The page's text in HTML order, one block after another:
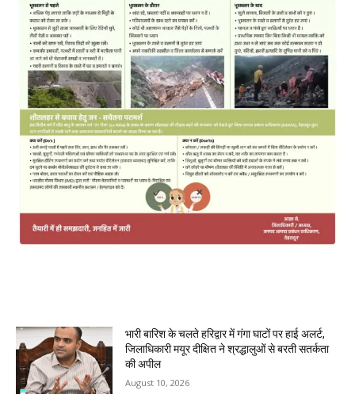
भारी बारिश के चलते हरिद्वार में गंगा घाटों पर हाई अलर्ट,
जिलाधिकारी मयूर दीक्षित ने श्रद्धालुओं से बरती सतर्कता
की अपील
August 10, 2026